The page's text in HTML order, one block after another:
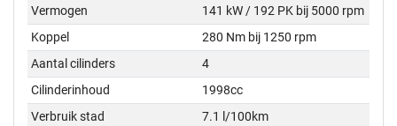
Vermogen
141 kW / 192 PK bij 5000 rpm
Koppel
280 Nm bij 1250 rpm
Aantal cilinders
4
Cilinderinhoud
1998cc
Verbruik stad
7.1 l/100km